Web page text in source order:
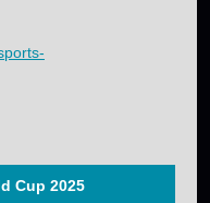
Cup 2025